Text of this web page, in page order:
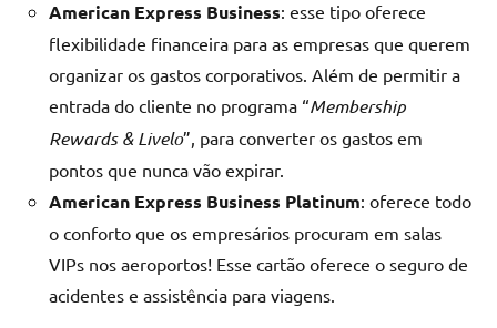
American Express Business: esse tipo oferece
flexibilidade financeira para as empresas que querem
organizar os gastos corporativos. Além de permitir a
entrada do cliente no programa “Membership
Rewards & Livelo”, para converter os gastos em
pontos que nunca vão expirar.
American Express Business Platinum: oferece todo
o conforto que os empresários procuram em salas
VIPs nos aeroportos! Esse cartão oferece o seguro de
acidentes e assistência para viagens.